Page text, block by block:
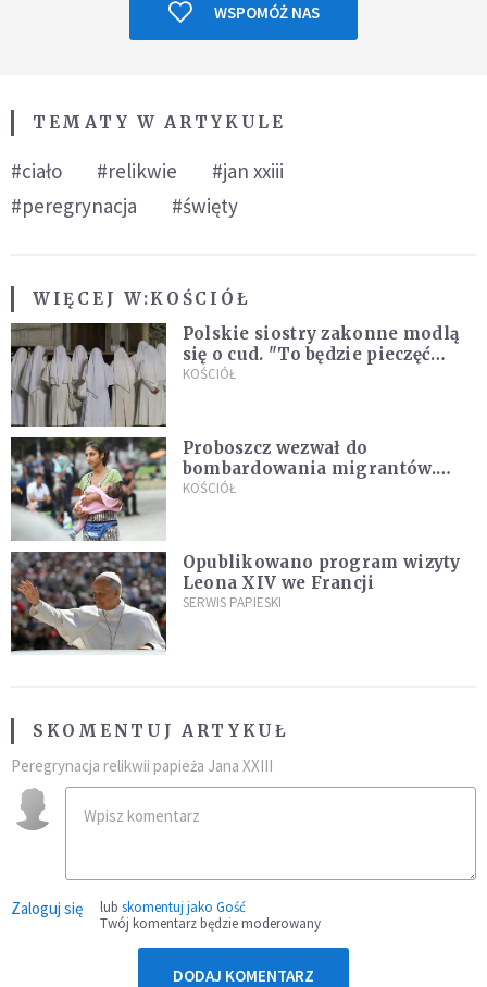
WSPOMÓŻ NAS
TEMATY W ARTYKULE
#ciało #relikwie
#jan xxiii
#peregrynacja
#święty
WIĘCEJ W:KOŚCIÓŁ
Polskie siostry zakonne modlą
się o cud. "To będzie pieczęć
Pana Boga dla naszej wiary"
KOŚCIÓŁ
Proboszcz wezwał do
bombardowania migrantów.
"Masowy ogień przeciwko
KOŚCIÓŁ
Opublikowano program wizyty
Leona XIV we Francji
SERWIS PAPIESKI
SKOMENTUJ ARTYKUŁ
Peregrynacja relikwii papieża Jana XXIII
Zaloguj się lub skomentuj jako Gość
Twój komentarz będzie moderowany
DODAJ KOMENTARZ